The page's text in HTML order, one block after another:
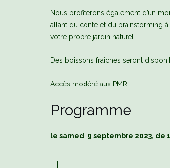
Nous profiterons également d’un
allant du conte et du brainstorming
votre propre jardin naturel.
Des boissons fraîches seront
Accès modéré aux PMR.
Programme
le samedi 9 septembre 2023, de